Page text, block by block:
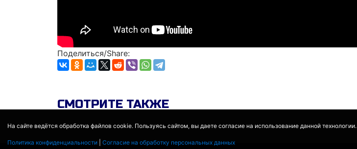
На сайте ведётся обработка файлов cookie. Пользуясь сайтом, вы даете согласие на использование данной технологии.
Политика конфиденциальности Согласие на обработку персональных данных
Поделиться/Share:
СМОТРИТЕ ТАКЖЕ